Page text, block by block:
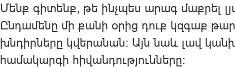
Մենք գիտենք, թե ինչպես արագ մաքրել
Ընդամենը մի քանի օրից դուք կզգաք
խնդիրները կվերանան։ Այն նաև լավ
համակարգի հիվանդությունները: